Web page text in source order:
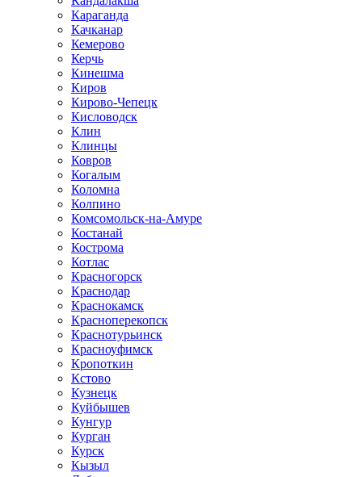
Караганда
Качканар
Кемерово
Керчь
Кинешма
Киров
Кирово-Чепецк
Кисловодск
Клин
Клинцы
Ковров
Когалым
Коломна
Колпино
Комсомольск-на-Амуре
Костанай
Кострома
Котлас
Красногорск
Краснодар
Краснокамск
Красноперекопск
Краснотурьинск
Красноуфимск
Кропоткин
Кстово
Кузнецк
Куйбышев
Кунгур
Курган
Курск
Кызыл